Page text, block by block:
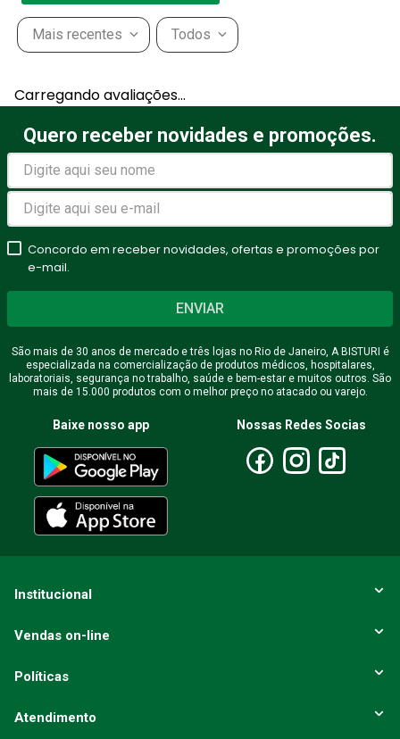
Avalie o produto de 1 a 5
estrelas
★★★★★
Seu nome
Endereço de email
Escreva uma avaliação
ENVIAR AVALIAÇÃO
Mais recentes Todos
Carregando avaliações…
Quero receber novidades e promoções.
Concordo em receber novidades, ofertas e promoções por
e-mail.
ENVIAR
São mais de 30 anos de mercado e três lojas no Rio de Janeiro, A BISTURI é
especializada na comercialização de produtos médicos, hospitalares,
laboratoriais, segurança no trabalho, saúde e bem-estar e muitos outros. São
mais de 15.000 produtos com o melhor preço no atacado ou varejo.
Baixe nosso app Nossas Redes Socias
Institucional
Vendas on-line
Políticas
Atendimento